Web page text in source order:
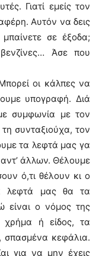
Γιατί εμείς τον
Αυτόν να δεις
σε έξοδα;
βενζίνες… Άσε που
οι κάλπες να
υπογραφή. Διά
συμφωνία με τον
συνταξιούχα, τον
τα λεφτά μας γα
αντ’ άλλων. Θέλουμε
ό,τι θέλουν κι ο
λεφτά μας θα τα
είναι ο νόμος της
χρήμα ή είδος, τα
σπασμένα κεφάλια.
για να μην έχεις